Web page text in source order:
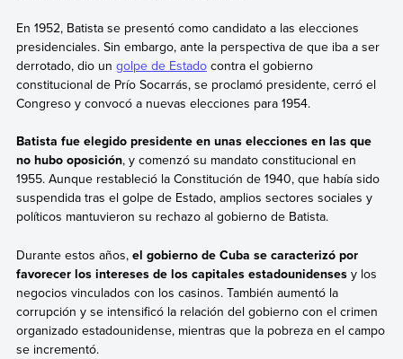
En 1952, Batista se presentó como candidato a las elecciones
presidenciales. Sin embargo, ante la perspectiva de que iba a ser
derrotado, dio un golpe de Estadocontra el gobierno
constitucional de Prío Socarrás, se proclamó presidente, cerró el
Congreso y convocó a nuevas elecciones para 1954.
Batista fue elegido presidente en unas elecciones en las que
no hubo oposición, y comenzó su mandato constitucional en
1955. Aunque restableció la Constitución de 1940, que había sido
suspendida tras el golpe de Estado, amplios sectores sociales y
políticos mantuvieron su rechazo al gobierno de Batista.
Durante estos años, el gobierno de Cuba se caracterizó por
favorecer los intereses de los capitales estadounidensesy los
negocios vinculados con los casinos. También aumentó la
corrupción y se intensificó la relación del gobierno con el crimen
organizado estadounidense, mientras que la pobreza en el campo
se incrementó.